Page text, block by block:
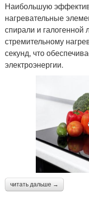
Наибольшую
нагревательные
спирали и галогенной
стремительному
секунд, что
электроэнергии.
читать дальше →